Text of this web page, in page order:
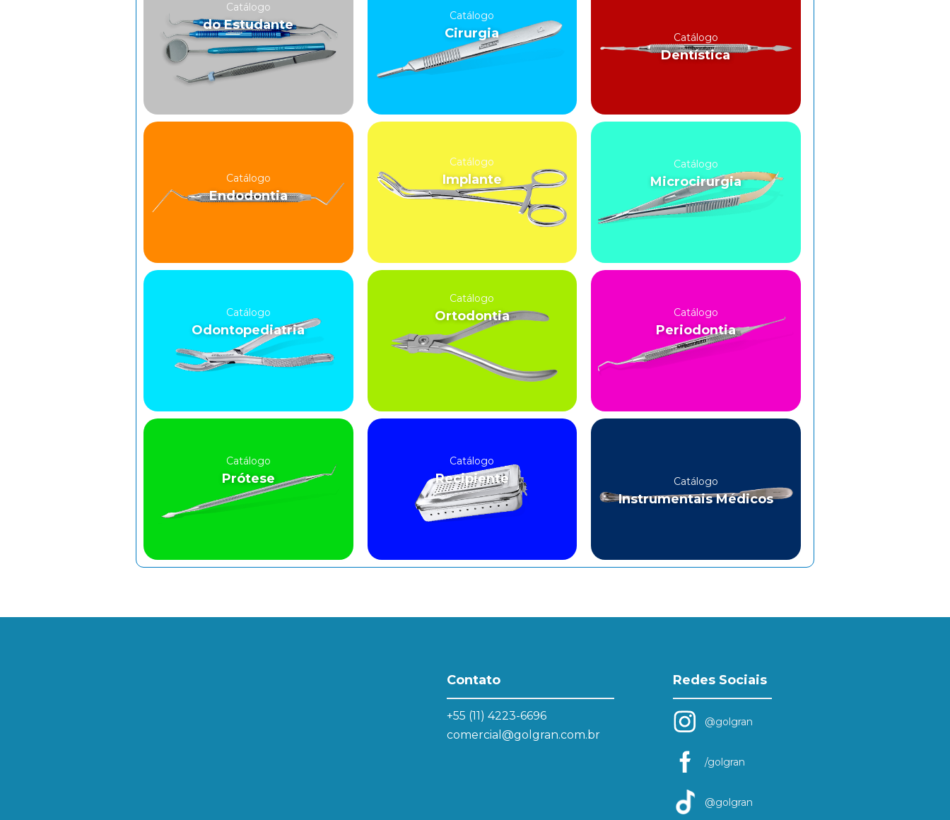
Catálogo
do Estudante
Catálogo
Cirurgia Catálogo
Dentística
Catálogo
Endodontia
Catálogo
Implante
Catálogo
Microcirurgia
Catálogo
Odontopediatria
Catálogo
Ortodontia Catálogo
Periodontia
Catálogo
Prótese
Catálogo
Recipiente Catálogo
Instrumentais Médicos
Contato
+55 (11) 4223-6696
comercial@golgran.com.br
Redes Sociais
@golgran
/golgran
@golgran